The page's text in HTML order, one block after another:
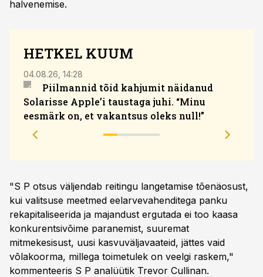
halvenemise.
HETKEL KUUM
04.08.26, 14:28
Piilmannid tõid kahjumit näidanud
Solarisse Apple’i taustaga juhi. “Minu
eesmärk on, et vakantsus oleks null!”
"S P otsus väljendab reitingu langetamise tõenäosust,
kui valitsuse meetmed eelarvevahenditega panku
rekapitaliseerida ja majandust ergutada ei too kaasa
konkurentsivõime paranemist, suuremat
mitmekesisust, uusi kasvuväljavaateid, jättes vaid
võlakoorma, millega toimetulek on veelgi raskem,"
kommenteeris S P analüütik Trevor Cullinan.